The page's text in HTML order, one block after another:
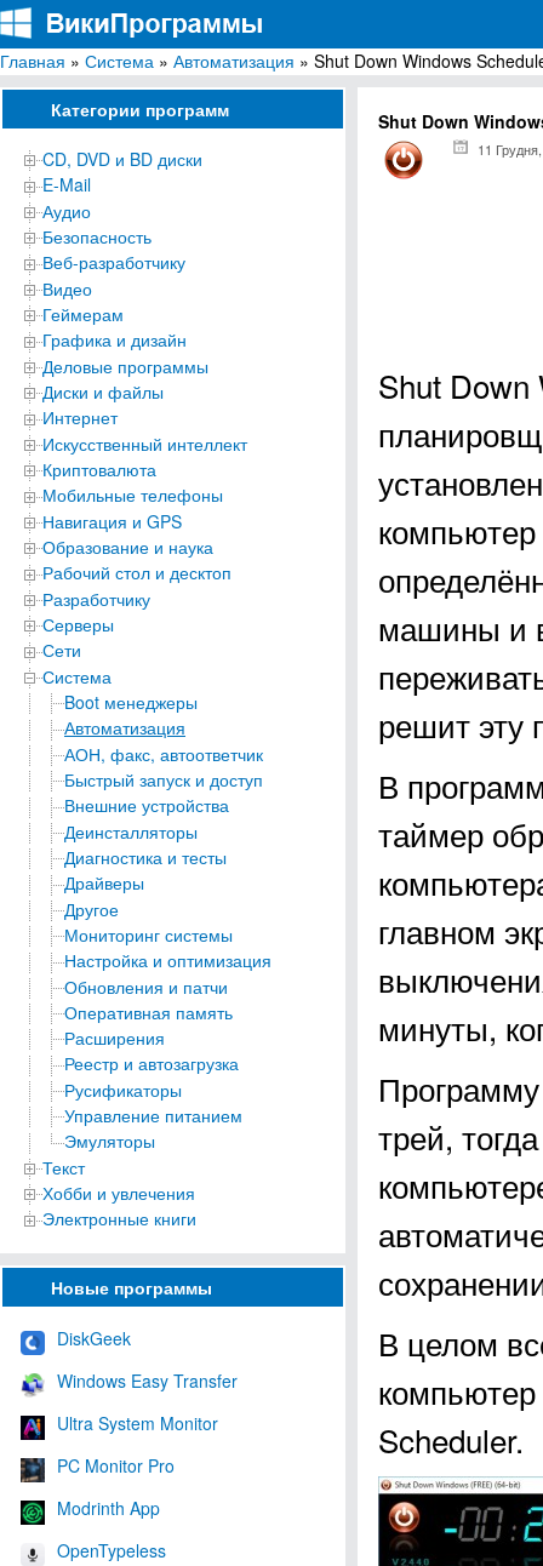
ВикиПрограммы
Энциклопедия бесплатных компьютерных программ для Windows
Главная » Система » Автоматизация » Shut Down Windows
Категории программ
CD, DVD и BD диски
E-Mail
Аудио
Безопасность
Веб-разработчику
Видео
Геймерам
Графика и дизайн
Деловые программы
Диски и файлы
Интернет
Искусственный интеллект
Криптовалюта
Мобильные телефоны
Навигация и GPS
Образование и наука
Рабочий стол и десктоп
Разработчику
Серверы
Сети
Система
Boot менеджеры
Автоматизация
АОН, факс, автоответчик
Быстрый запуск и доступ
Внешние устройства
Деинсталляторы
Диагностика и тесты
Драйверы
Другое
Мониторинг системы
Настройка и оптимизация
Обновления и патчи
Оперативная память
Расширения
Реестр и автозагрузка
Русификаторы
Управление питанием
Эмуляторы
Текст
Хобби и увлечения
Электронные книги
Новые программы
DiskGeek
Windows Easy Transfer
Ultra System Monitor
PC Monitor Pro
Modrinth App
OpenTypeless
Shut Down
11
Shut
машины и
решит эту
В
таймер
главном
минуты,
трей,
В целом
Scheduler.